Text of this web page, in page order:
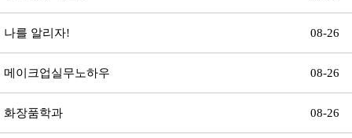
나를 알리자! 08-26
메이크업실무노하우 08-26
화장품학과 08-26